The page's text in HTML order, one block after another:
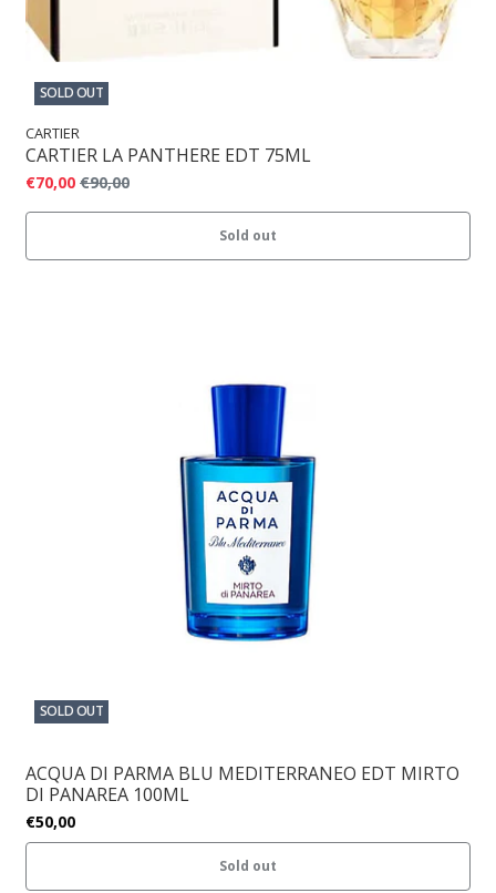
SOLD OUT
CARTIER
CARTIER LA PANTHERE EDT 75ML
€70,00 €90,00
Sold out
SOLD OUT
ACQUA DI PARMA BLU MEDITERRANEO EDT MIRTO
DI PANAREA 100ML
€50,00
Sold out